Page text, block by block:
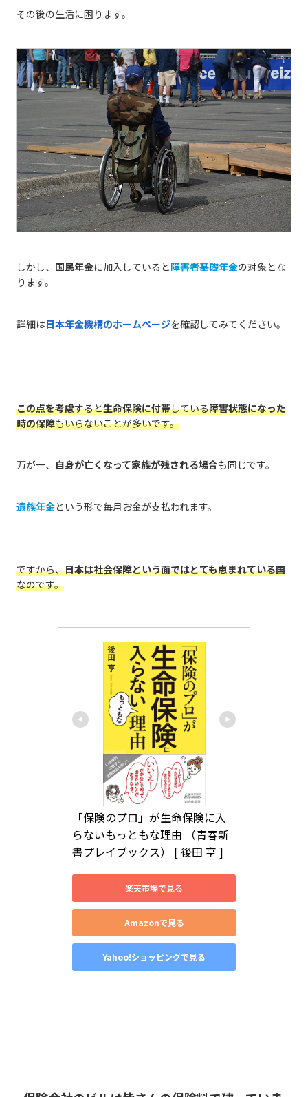
その後の生活に困ります。
しかし、 国民年金に加入していると障害者基礎年金の対象とな
ります。
詳細は日本年金機構のホームページを確認してみてください。
この点を考慮すると生命保険に付帯している障害状態になった
時の保障もいらないことが多いです。
万が一、 自身が亡くなって家族が残される場合も同じです。
遺族年金という形で毎月お金が支払われます。
ですから、日本は社会保障という面ではとても恵まれている国
なのです。
「保険のプロ」が生命保険に入
らないもっともな理由 （青春新
書プレイブックス） [ 後田 亨 ]
楽天市場で見る
Amazonで見る
Yahoo!ショッピングで見る